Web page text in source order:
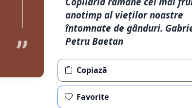
anotimp al vieților noastre
întomnate de gânduri.
Petru Baetan
Copiază
Favorite